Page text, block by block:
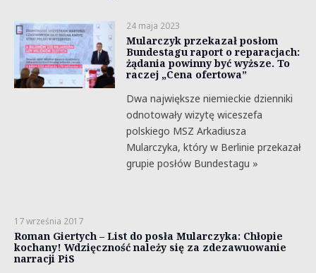
24 maja 2023
Mularczyk przekazał posłom
Bundestagu raport o reparacjach:
żądania powinny być wyższe. To
raczej „Cena ofertowa”
Dwa największe niemieckie dzienniki
odnotowały wizytę wiceszefa
polskiego MSZ Arkadiusza
Mularczyka, który w Berlinie przekazał
grupie posłów Bundestagu »
17 września 2017
Roman Giertych – List do posła Mularczyka: Chłopie
kochany! Wdzięczność należy się za zdezawuowanie
narracji PiS